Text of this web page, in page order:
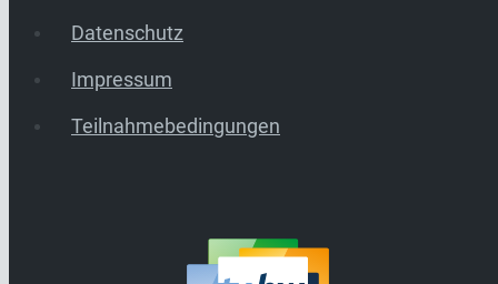
Datenschutz
Impressum
Teilnahmebedingungen